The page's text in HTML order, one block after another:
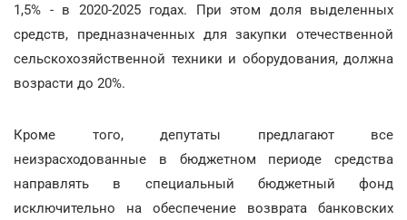
1,5% - в 2020-2025 годах. При этом доля выделенных
средств, предназначенных для закупки отечественной
сельскохозяйственной техники и оборудования, должна
возрасти до 20%.
Кроме того, депутаты предлагают все
неизрасходованные в бюджетном периоде средства
направлять в специальный бюджетный фонд
исключительно на обеспечение возврата банковских